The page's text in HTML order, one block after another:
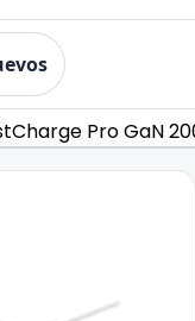
Pro GaN